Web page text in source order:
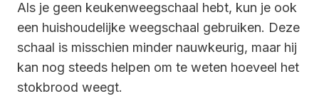
Als je geen keukenweegschaal hebt, kun je ook
een huishoudelijke weegschaal gebruiken. Deze
schaal is misschien minder nauwkeurig, maar hij
kan nog steeds helpen om te weten hoeveel het
stokbrood weegt.